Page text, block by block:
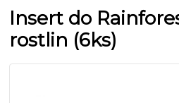
Insert do
rostlin (6ks)